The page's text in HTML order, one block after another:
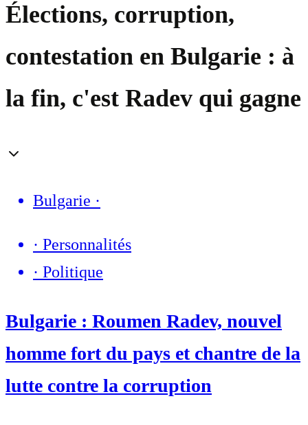
Élections, corruption,
contestation en Bulgarie : à
la fin, c'est Radev qui gagne
Bulgarie ·
· Personnalités
· Politique
Bulgarie : Roumen Radev, nouvel
homme fort du pays et chantre de la
lutte contre la corruption